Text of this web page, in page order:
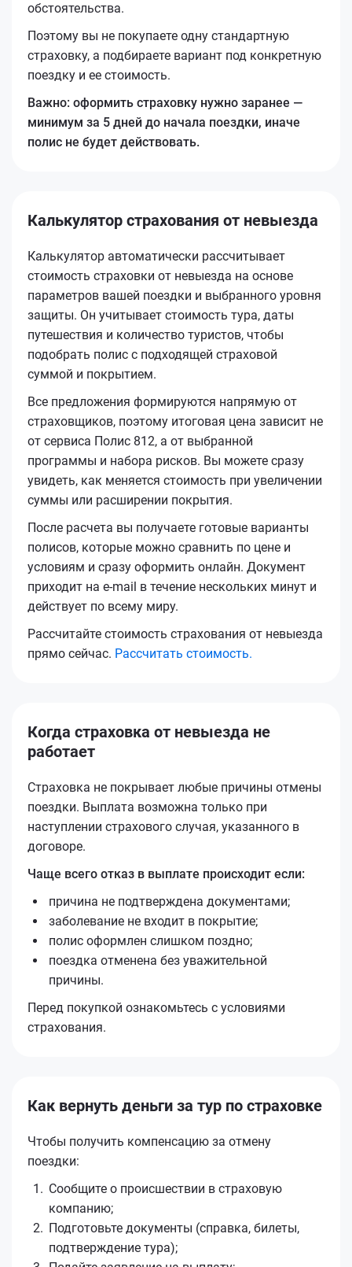
обстоятельства.
Поэтому вы не покупаете одну стандартную
страховку, а подбираете вариант под конкретную
поездку и ее стоимость.
Важно: оформить страховку нужно заранее —
минимум за 5 дней до начала поездки, иначе
полис не будет действовать.
Калькулятор страхования от невыезда
Калькулятор автоматически рассчитывает
стоимость страховки от невыезда на основе
параметров вашей поездки и выбранного уровня
защиты. Он учитывает стоимость тура, даты
путешествия и количество туристов, чтобы
подобрать полис с подходящей страховой
суммой и покрытием.
Все предложения формируются напрямую от
страховщиков, поэтому итоговая цена зависит не
от сервиса Полис 812, а от выбранной
программы и набора рисков. Вы можете сразу
увидеть, как меняется стоимость при увеличении
суммы или расширении покрытия.
После расчета вы получаете готовые варианты
полисов, которые можно сравнить по цене и
условиям и сразу оформить онлайн. Документ
приходит на e-mail в течение нескольких минут и
действует по всему миру.
Рассчитайте стоимость страхования от невыезда
прямо сейчас. Рассчитать стоимость.
Когда страховка от невыезда не
работает
Страховка не покрывает любые причины отмены
поездки. Выплата возможна только при
наступлении страхового случая, указанного в
договоре.
Чаще всего отказ в выплате происходит если:
причина не подтверждена документами;
заболевание не входит в покрытие;
полис оформлен слишком поздно;
поездка отменена без уважительной
причины.
Перед покупкой ознакомьтесь с условиями
страхования.
Как вернуть деньги за тур по страховке
Чтобы получить компенсацию за отмену
поездки:
Сообщите о происшествии в страховую
компанию;
Подготовьте документы (справка, билеты,
подтверждение тура);